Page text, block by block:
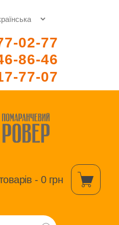
02-77
86-46
77-07
- 0 грн